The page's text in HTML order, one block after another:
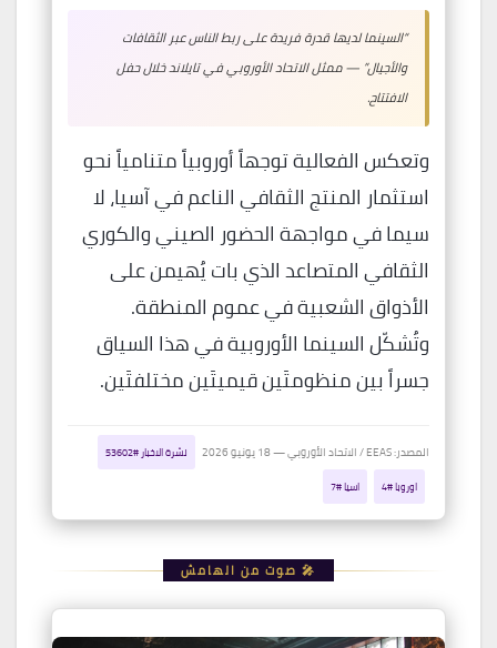
“السينما لديها قدرة فريدة على ربط الناس عبر الثقافات
والأجيال” — ممثل الاتحاد الأوروبي في تايلاند خلال حفل
الافتتاح.
وتعكس الفعالية توجهاً أوروبياً متنامياً نحو
استثمار المنتج الثقافي الناعم في آسيا، لا
سيما في مواجهة الحضور الصيني والكوري
الثقافي المتصاعد الذي بات يُهيمن على
الأذواق الشعبية في عموم المنطقة.
وتُشكّل السينما الأوروبية في هذا السياق
جسراً بين منظومتَين قيميتَين مختلفتَين.
المصدر: EEAS / الاتحاد الأوروبي — 18 يونيو 2026
نشرة الاخبار #53602
اوروبا #4
اسيا #7
🎤 صوت من الهامش